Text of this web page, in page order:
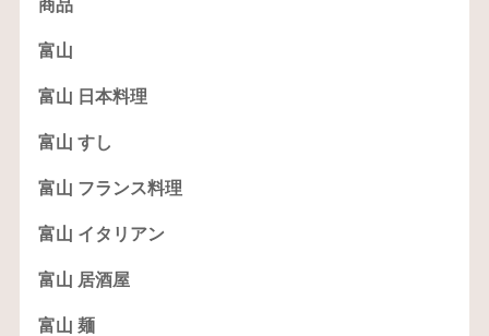
商品
富山
富山 日本料理
富山 すし
富山 フランス料理
富山 イタリアン
富山 居酒屋
富山 麺